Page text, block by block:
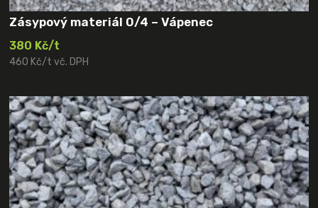
Zásypový materiál 0/4 – Vápenec
380 Kč/t
460 Kč/t vč. DPH